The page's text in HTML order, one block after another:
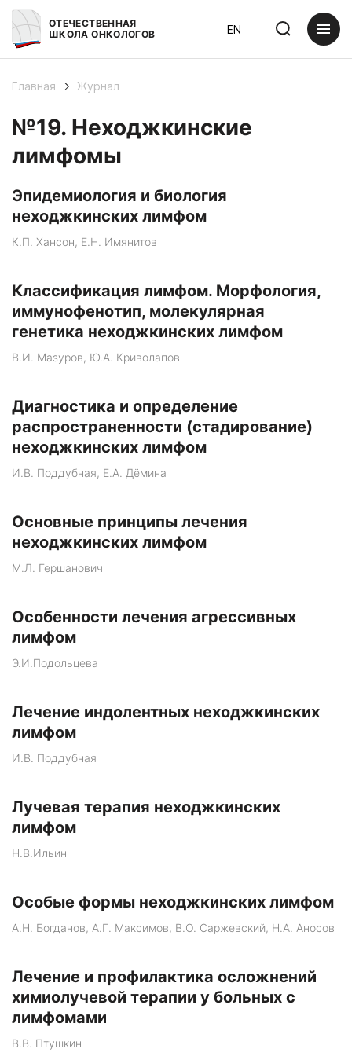
ОТЕЧЕСТВЕННАЯ
ШКОЛА ОНКОЛОГОВ
EN
Главная Журнал
№19. Неходжкинские
лимфомы
Эпидемиология и биология
неходжкинских лимфом
К.П. Хансон, Е.Н. Имянитов
Классификация лимфом. Морфология,
иммунофенотип, молекулярная
генетика неходжкинских лимфом
В.И. Мазуров, Ю.А. Криволапов
Диагностика и определение
распространенности (стадирование)
неходжкинских лимфом
И.В. Поддубная, Е.А. Дёмина
Основные принципы лечения
неходжкинских лимфом
М.Л. Гершанович
Особенности лечения агрессивных
лимфом
Э.И.Подольцева
Лечение индолентных неходжкинских
лимфом
И.В. Поддубная
Лучевая терапия неходжкинских
лимфом
Н.В.Ильин
Особые формы неходжкинских лимфом
А.Н. Богданов, А.Г. Максимов, В.О. Саржевский, Н.А. Аносов
Лечение и профилактика осложнений
химиолучевой терапии у больных с
лимфомами
В.В. Птушкин